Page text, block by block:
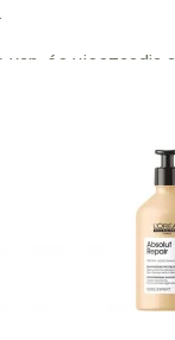
és visszaadja
Absolut